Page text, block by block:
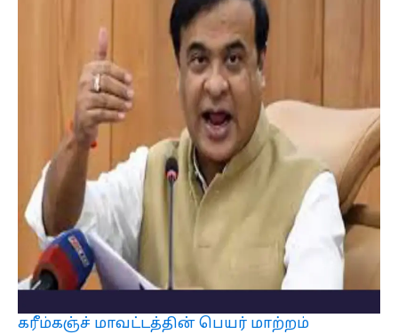
கரீம்கஞ்ச் மாவட்டத்தின் பெயர் மாற்றம்